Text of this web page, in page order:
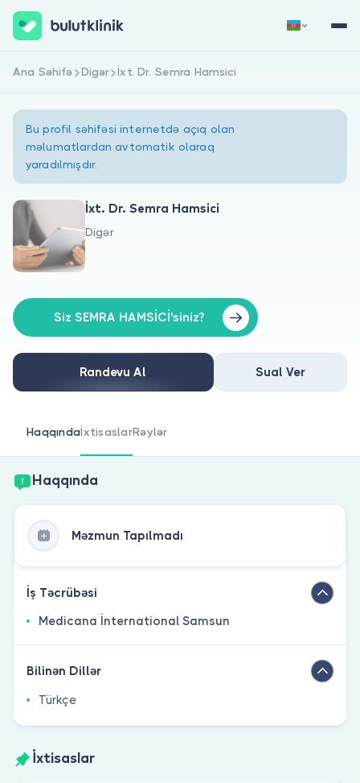
Haqqımızda
Xəstələr üçün
Həkimlər üçün
Qeydiyyat
Ana Səhifə Digər İxt. Dr. Semra Hamsici
Bu profil səhifəsi internetdə açıq olan
məlumatlardan avtomatik olaraq
yaradılmışdır.
İxt. Dr. Semra Hamsici
Digər
Siz SEMRA HAMSİCİ'siniz?
Randevu Al Sual Ver
HaqqındaİxtisaslarRəylər
Haqqında
Məzmun Tapılmadı
İş Təcrübəsi
Medicana İnternational Samsun
Bilinən Dillər
Türkçe
İxtisaslar